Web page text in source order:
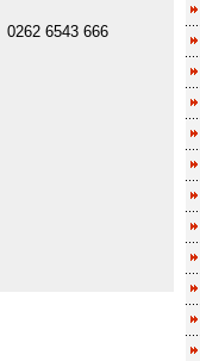
0262 6543 666